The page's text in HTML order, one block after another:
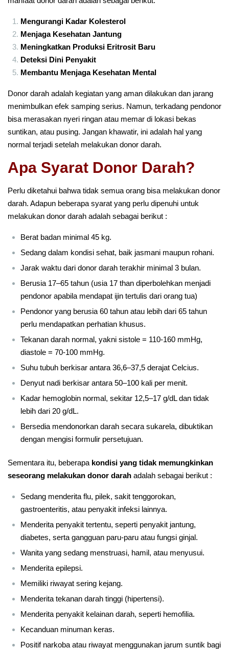
Mengurangi Kadar Kolesterol
Menjaga Kesehatan Jantung
Meningkatkan Produksi Eritrosit Baru
Deteksi Dini Penyakit
Membantu Menjaga Kesehatan Mental
Donor darah adalah kegiatan yang aman dilakukan dan jarang
menimbulkan efek samping serius. Namun, terkadang pendonor
bisa merasakan nyeri ringan atau memar di lokasi bekas
suntikan, atau pusing. Jangan khawatir, ini adalah hal yang
normal terjadi setelah melakukan donor darah.
Apa Syarat Donor Darah?
Perlu diketahui bahwa tidak semua orang bisa melakukan donor
darah. Adapun beberapa syarat yang perlu dipenuhi untuk
melakukan donor darah adalah sebagai berikut :
Berat badan minimal 45 kg.
Sedang dalam kondisi sehat, baik jasmani maupun rohani.
Jarak waktu dari donor darah terakhir minimal 3 bulan.
Berusia 17–65 tahun (usia 17 than diperbolehkan menjadi
pendonor apabila mendapat ijin tertulis dari orang tua)
Pendonor yang berusia 60 tahun atau lebih dari 65 tahun
perlu mendapatkan perhatian khusus.
Tekanan darah normal, yakni sistole = 110-160 mmHg,
diastole = 70-100 mmHg.
Suhu tubuh berkisar antara 36,6–37,5 derajat Celcius.
Denyut nadi berkisar antara 50–100 kali per menit.
Kadar hemoglobin normal, sekitar 12,5–17 g/dL dan tidak
lebih dari 20 g/dL.
Bersedia mendonorkan darah secara sukarela, dibuktikan
dengan mengisi formulir persetujuan.
Sementara itu, beberapa kondisi yang tidak memungkinkan
seseorang melakukan donor darah adalah sebagai berikut :
Sedang menderita flu, pilek, sakit tenggorokan,
gastroenteritis, atau penyakit infeksi lainnya.
Menderita penyakit tertentu, seperti penyakit jantung,
diabetes, serta gangguan paru-paru atau fungsi ginjal.
Wanita yang sedang menstruasi, hamil, atau menyusui.
Menderita epilepsi.
Memiliki riwayat sering kejang.
Menderita tekanan darah tinggi (hipertensi).
Menderita penyakit kelainan darah, seperti hemofilia.
Kecanduan minuman keras.
Positif narkoba atau riwayat menggunakan jarum suntik bagi